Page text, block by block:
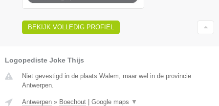
BEKIJK VOLLEDIG PROFIEL
Logopediste Joke Thijs
Niet gevestigd in de plaats Walem, maar wel in de provincie
Antwerpen.
Antwerpen » Boechout Google maps ▼